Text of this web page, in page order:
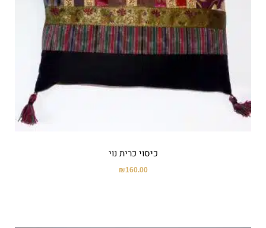
כיסוי כרית נוי
₪160.00